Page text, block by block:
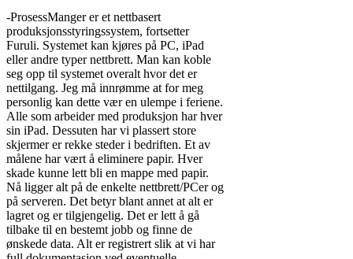
-ProsessManger er et nettbasert
produksjonsstyringssystem, fortsetter
Furuli. Systemet kan kjøres på PC, iPad
eller andre typer nettbrett. Man kan koble
seg opp til systemet overalt hvor det er
nettilgang. Jeg må innrømme at for meg
personlig kan dette vær en ulempe i feriene.
Alle som arbeider med produksjon har hver
sin iPad. Dessuten har vi plassert store
skjermer er rekke steder i bedriften. Et av
målene har vært å eliminere papir. Hver
skade kunne lett bli en mappe med papir.
Nå ligger alt på de enkelte nettbrett/PCer og
på serveren. Det betyr blant annet at alt er
lagret og er tilgjengelig. Det er lett å gå
tilbake til en bestemt jobb og finne de
ønskede data. Alt er registrert slik at vi har